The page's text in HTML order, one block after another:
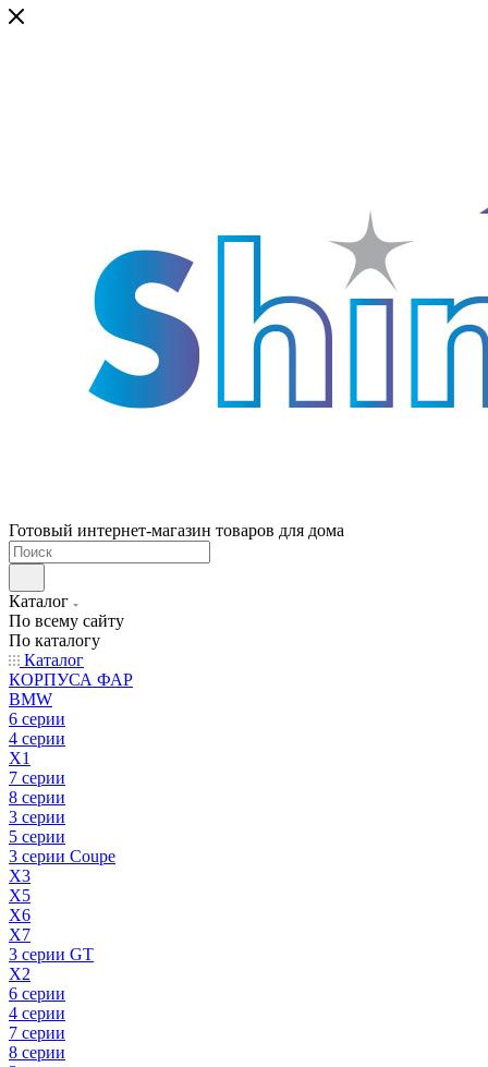
Готовый интернет-магазин товаров для дома
Каталог
По всему сайту
По каталогу
Каталог
КОРПУСА ФАР
BMW
6 серии
4 серии
X1
7 серии
8 серии
3 серии
5 серии
3 серии Coupe
X3
X5
X6
X7
3 серии GT
X2
6 серии
4 серии
7 серии
8 серии